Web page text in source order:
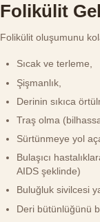
Folikülit
Folikülit oluşumunu
Sıcak ve terleme,
Şişmanlık,
Derinin sıkıca
Traş olma
Sürtünmeye yol
Bulaşıcı
AIDS şeklinde)
Buluğluk sivilcesi
Deri bütünlüğünü